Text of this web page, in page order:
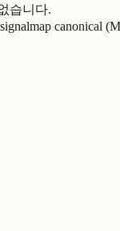
습니다.
canonical